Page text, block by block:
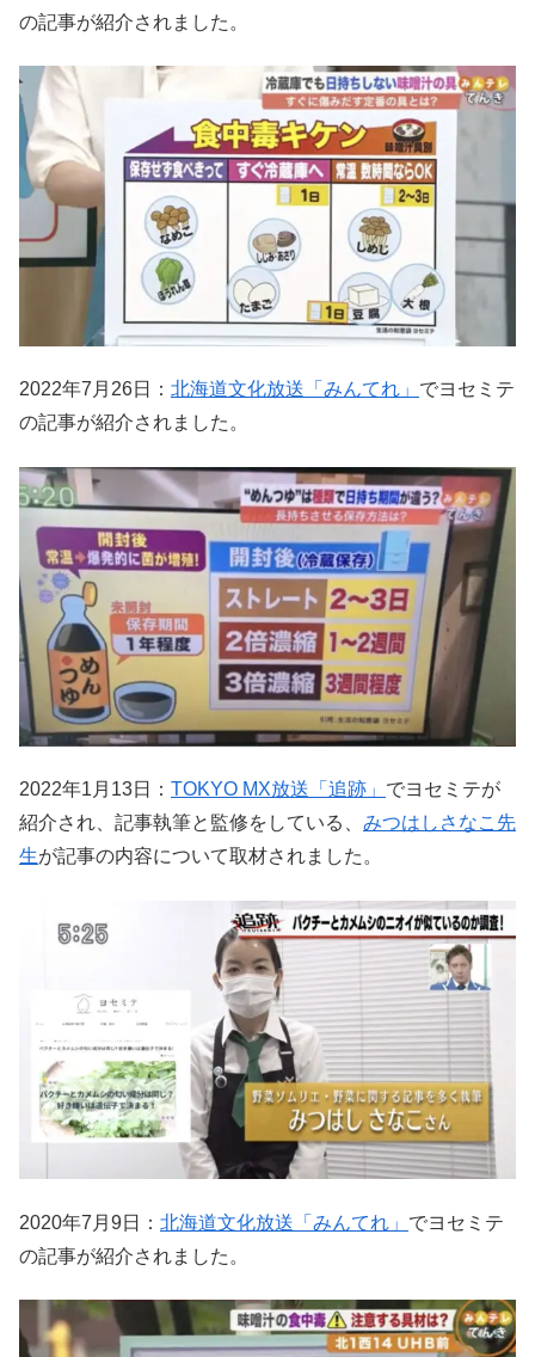
の記事が紹介されました。
2022年7月26日： 北海道文化放送「みんてれ」 でヨセミテ
の記事が紹介されました。
2022年1月13日： TOKYO MX放送「追跡」 でヨセミテが
紹介され、記事執筆と監修をしている、 みつはしさなこ先
生が記事の内容について取材されました。
2020年7月9日： 北海道文化放送「みんてれ」 でヨセミテ
の記事が紹介されました。